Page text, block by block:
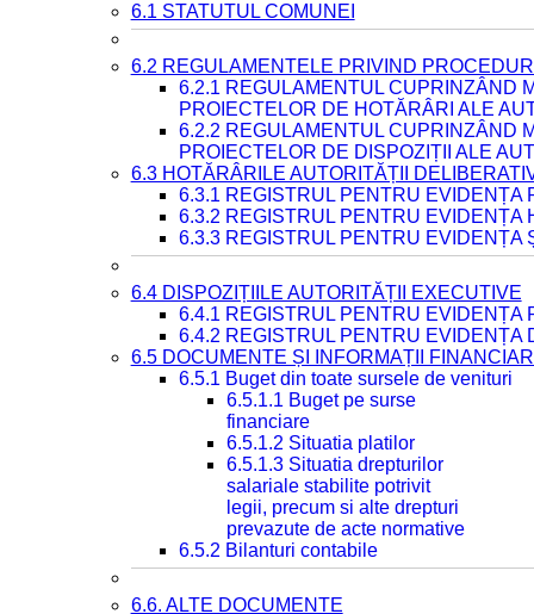
6.1 STATUTUL COMUNEI
6.2 REGULAMENTELE PRIVIND
6.2.1 REGULAMENTUL CUPRINZÂND
PROIECTELOR DE HOTĂRÂRI ALE
6.2.2 REGULAMENTUL CUPRINZÂND
PROIECTELOR DE DISPOZIȚII ALE
6.3 HOTĂRÂRILE AUTORITĂȚII
6.3.1 REGISTRUL PENTRU EVIDENȚA
6.3.2 REGISTRUL PENTRU EVIDENȚA
6.3.3 REGISTRUL PENTRU EVIDENȚA
6.4 DISPOZIȚIILE AUTORITĂȚII EXECUTIVE
6.4.1 REGISTRUL PENTRU EVIDENȚA
6.4.2 REGISTRUL PENTRU EVIDENȚA
6.5 DOCUMENTE ȘI INFORMAȚII
6.5.1 Buget din toate sursele de venituri
6.5.1.1 Buget pe surse
financiare
6.5.1.2 Situatia platilor
6.5.1.3 Situatia drepturilor
salariale stabilite potrivit
legii, precum si alte drepturi
prevazute de acte normative
6.5.2 Bilanturi contabile
6.6. ALTE DOCUMENTE